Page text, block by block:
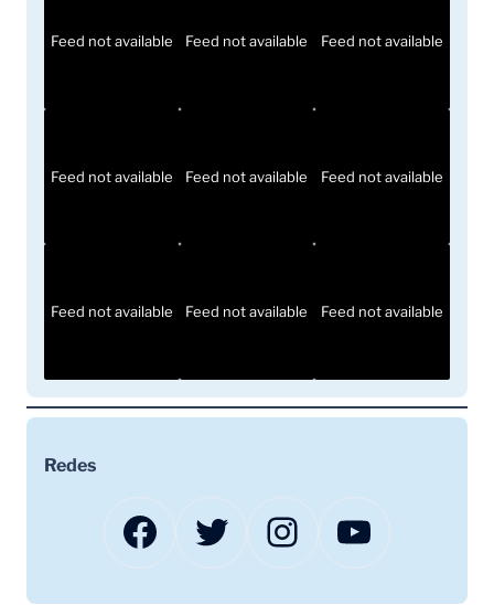
Feed not available Feed not available Feed not available
Feed not available Feed not available Feed not available
Feed not available Feed not available Feed not available
Redes
Facebook Twitter Instagram YouTube